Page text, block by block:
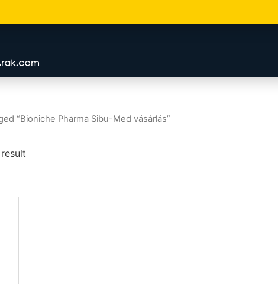
“Bioniche Pharma Sibu-Med vásárlás”